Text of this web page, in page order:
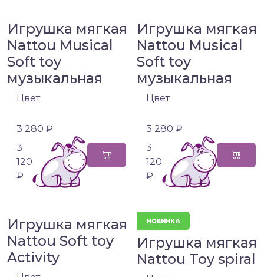
Игрушка мягкая
Nattou Musical
Soft toy
музыкальная
Цвет
3 280 ₽
3
120
₽
Игрушка мягкая
Nattou Musical
Soft toy
музыкальная
Цвет
3 280 ₽
3
120
₽
Игрушка мягкая
Nattou Soft toy
Activity
Игрушка мягкая
Nattou Toy spiral